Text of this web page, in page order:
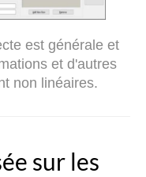
est générale et
et d'autres
non linéaires.
sur les